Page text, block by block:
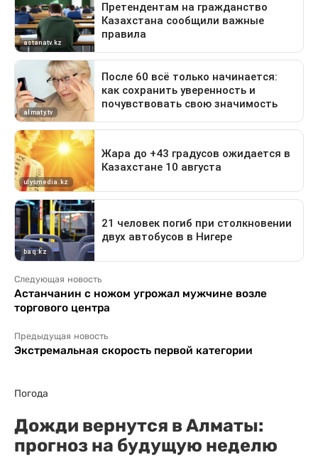
Следующая новость
Астанчанин с ножом угрожал мужчине возле
торгового центра
Предыдущая новость
Экстремальная скорость первой категории
Погода
Дожди вернутся в Алматы:
прогноз на будущую неделю